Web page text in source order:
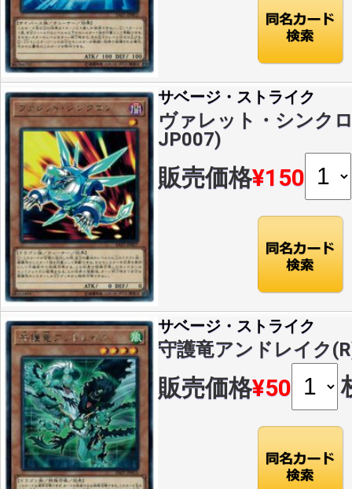
サベージ・ストライク
ヴァレット・シンク
JP007)
販売価格¥150
サベージ・ストライク
守護竜アンドレイク
販売価格¥50